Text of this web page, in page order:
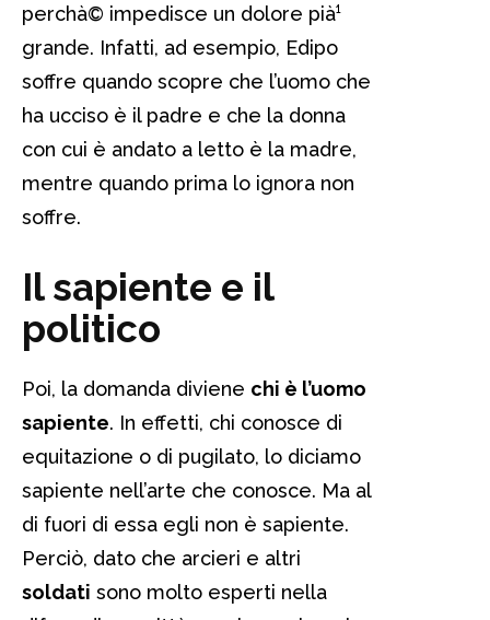
perchà© impedisce un dolore pià¹
grande. Infatti, ad esempio, Edipo
soffre quando scopre che l’uomo che
ha ucciso è il padre e che la donna
con cui è andato a letto è la madre,
mentre quando prima lo ignora non
soffre.
Il sapiente e il
politico
Poi, la domanda diviene chi è l’uomo
sapiente. In effetti, chi conosce di
equitazione o di pugilato, lo diciamo
sapiente nell’arte che conosce. Ma al
di fuori di essa egli non è sapiente.
Perciò, dato che arcieri e altri
soldati sono molto esperti nella